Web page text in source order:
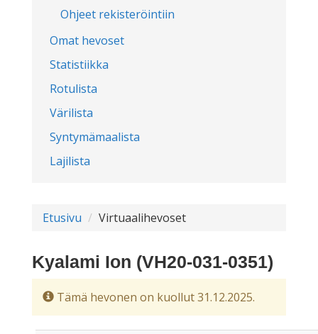
Ohjeet rekisteröintiin
Omat hevoset
Statistiikka
Rotulista
Värilista
Syntymämaalista
Lajilista
Etusivu Virtuaalihevoset
Kyalami Ion (VH20-031-0351)
Tämä hevonen on kuollut 31.12.2025.